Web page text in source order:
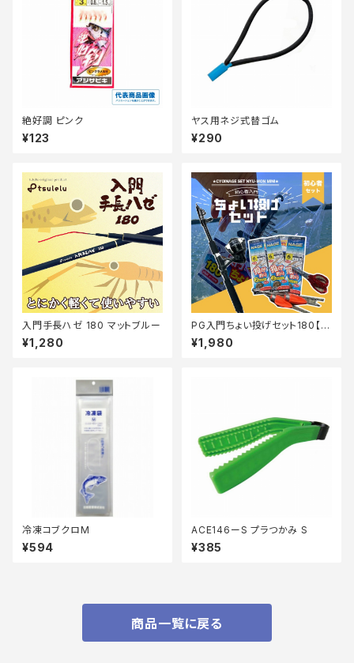
絶好調 ピンク
¥123
ヤス用ネジ式替ゴム
¥290
入門手長ハゼ 180 マットブルー
¥1,280
PG入門ちょい投げセット180【T
オリ】
¥1,980
冷凍コブクロM
¥594
ACE146ーS プラつかみ S
¥385
商品一覧に戻る